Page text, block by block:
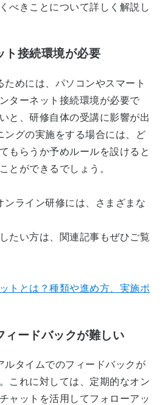
べきことについて詳しく解説し
ト接続環境が必要
めには、パソコンやスマート
ターネット接続環境が必要で
と、研修自体の受講に影響が出
ングの実施をする場合には、ど
もらうか予めルールを設けると
とができるでしょう。
ンライン研修には、さまざまな
たい方は、関連記事もぜひご覧
トとは？種類や進め方、実施ポ
ィードバックが難しい
ルタイムでのフィードバックが
これに対しては、定期的なオン
ャットを活用してフォローアッ